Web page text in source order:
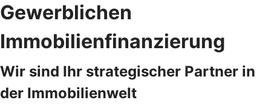
Gewerblichen
Immobilienfinanzierung
Wir sind Ihr strategischer Partner in
der Immobilienwelt